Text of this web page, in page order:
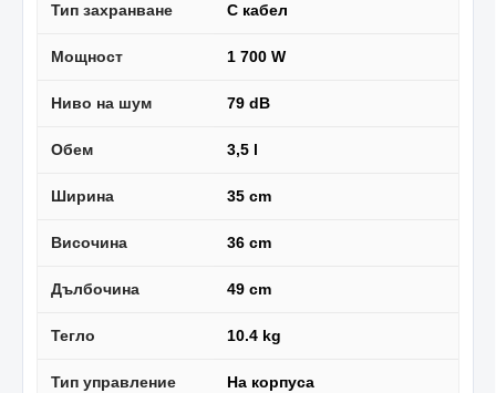
Тип захранване С кабел
Мощност 1 700 W
Ниво на шум 79 dB
Обем 3,5 l
Ширина 35 cm
Височина 36 cm
Дълбочина 49 cm
Тегло 10.4 kg
Тип управление На корпуса